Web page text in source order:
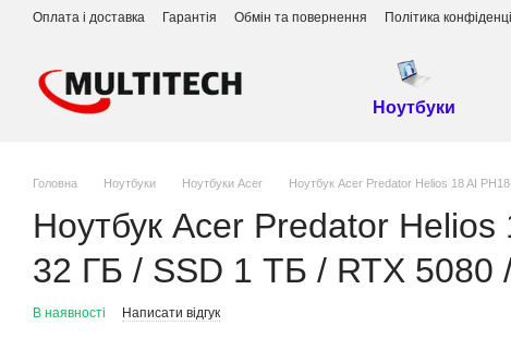
Перейти до основного контенту
Оплата і доставка Гарантія Обмін та повернення Політика
Ноутбуки
Головна Ноутбуки Ноутбуки Acer Ноутбук Acer Predator Helios 18 AI
Ноутбук Acer Predator
32 ГБ / SSD 1 ТБ / RTX
В наявності Написати відгук